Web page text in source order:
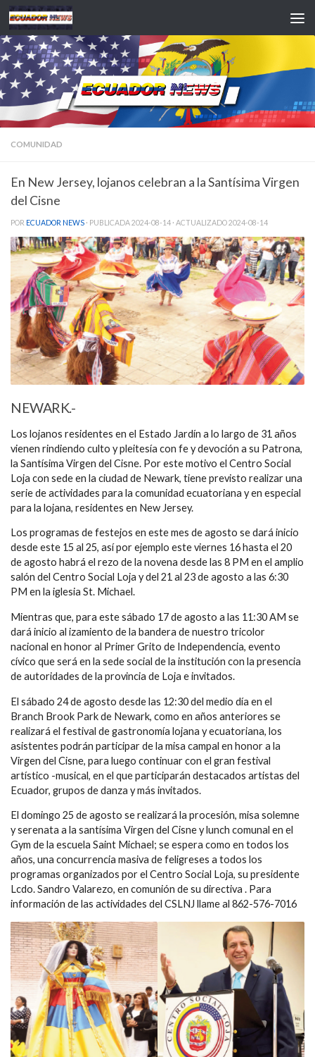
Saltar al contenido
COMUNIDAD
En New Jersey, lojanos celebran a la Santísima Virgen
del Cisne
POR ECUADOR NEWS · PUBLICADA2024-08-14 · ACTUALIZADO2024-08-14
NEWARK.-
Los lojanos residentes en el Estado Jardín a lo largo de 31 años
vienen rindiendo culto y pleitesía con fe y devoción a su Patrona,
la Santísima Virgen del Cisne. Por este motivo el Centro Social
Loja con sede en la ciudad de Newark, tiene previsto realizar una
serie de actividades para la comunidad ecuatoriana y en especial
para la lojana, residentes en New Jersey.
Los programas de festejos en este mes de agosto se dará inicio
desde este 15 al 25, así por ejemplo este viernes 16 hasta el 20
de agosto habrá el rezo de la novena desde las 8 PM en el amplio
salón del Centro Social Loja y del 21 al 23 de agosto a las 6:30
PM en la iglesia St. Michael.
Mientras que, para este sábado 17 de agosto a las 11:30 AM se
dará inicio al izamiento de la bandera de nuestro tricolor
nacional en honor al Primer Grito de Independencia, evento
cívico que será en la sede social de la institución con la presencia
de autoridades de la provincia de Loja e invitados.
El sábado 24 de agosto desde las 12:30 del medio día en el
Branch Brook Park de Newark, como en años anteriores se
realizará el festival de gastronomía lojana y ecuatoriana, los
asistentes podrán participar de la misa campal en honor a la
Virgen del Cisne, para luego continuar con el gran festival
artístico -musical, en el que participarán destacados artistas del
Ecuador, grupos de danza y más invitados.
El domingo 25 de agosto se realizará la procesión, misa solemne
y serenata a la santísima Virgen del Cisne y lunch comunal en el
Gym de la escuela Saint Michael; se espera como en todos los
años, una concurrencia masiva de feligreses a todos los
programas organizados por el Centro Social Loja, su presidente
Lcdo. Sandro Valarezo, en comunión de su directiva . Para
información de las actividades del CSLNJ llame al 862-576-7016